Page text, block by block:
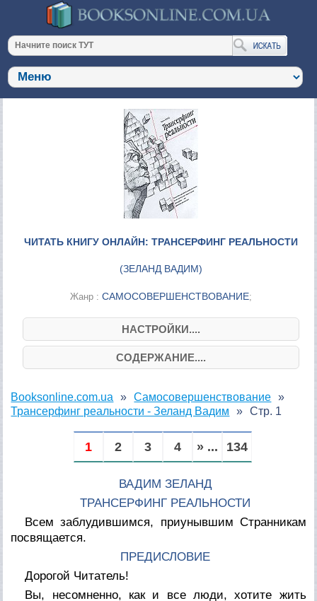
ЧИТАТЬ КНИГУ ОНЛАЙН: ТРАНСЕРФИНГ РЕАЛЬНОСТИ
(ЗЕЛАНД ВАДИМ)
Жанр : САМОСОВЕРШЕНСТВОВАНИЕ;
НАСТРОЙКИ....
СОДЕРЖАНИЕ....
Booksonline.com.ua
Самосовершенствование
Трансерфинг реальности - Зеланд Вадим
Стр. 1
1 2 3 4 » ... 134
ВАДИМ ЗЕЛАНД
ТРАНСЕРФИНГ РЕАЛЬНОСТИ
Всем заблудившимся, приунывшим Странникам
посвящается.
ПРЕДИСЛОВИЕ
Дорогой Читатель!
Вы, несомненно, как и все люди, хотите жить